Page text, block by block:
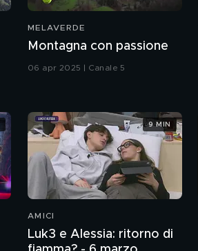
MELAVERDE
Montagna con passione
06 apr 2025 | Canale 5
AMICI
Luk3 e Alessia: ritorno di
9 MIN